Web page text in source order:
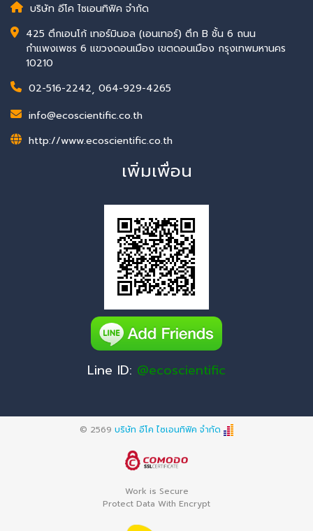
บริษัท อีโค ไซเอนทิฟิค จำกัด
425 ตึกเอนโก้ เทอร์มินอล (เอนเทอร์) ตึก B ชั้น 6 ถนน
กำแพงเพชร 6 แขวงดอนเมือง เขตดอนเมือง กรุงเทพมหานคร
10210
02-516-2242, 064-929-4265
info@ecoscientific.co.th
http://www.ecoscientific.co.th
เพิ่มเพื่อน
Line ID: @ecoscientific
© 2569 บริษัท อีโค ไซเอนทิฟิค จำกัด
Work is Secure
Protect Data With Encrypt